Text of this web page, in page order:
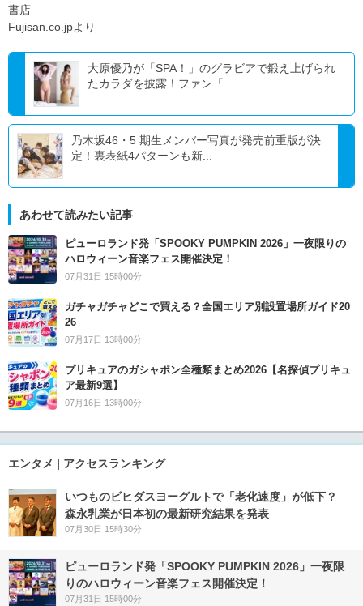
書店
Fujisan.co.jpより
大原優乃が「SPA！」のグラビアで鍛え上げられ
たカラダを披露！ファン「...
乃⽊坂46・5 期⽣メンバー写真が発売前重版が決
定！裏表紙4パターンも新...
あわせて読みたい記事
ピューロランド発「SPOOKY PUMPKIN 2026」一夜限りの
ハロウィーン音楽フェス開催決定！
07月31日 15時00分
ガチャガチャどこで買える？全国エリア別設置場所ガイド20
26
07月17日 13時00分
プリキュアのガシャポン全種類まとめ2026【名探偵プリキュ
ア最新9選】
07月16日 13時00分
エンタメ | アクセスランキング
いつものビヒダスヨーグルトで「老化速度」が低下？
森永乳業が日本初の最新研究結果を発表
07月30日 15時30分
ピューロランド発「SPOOKY PUMPKIN 2026」一夜限
りのハロウィーン音楽フェス開催決定！
07月31日 15時00分